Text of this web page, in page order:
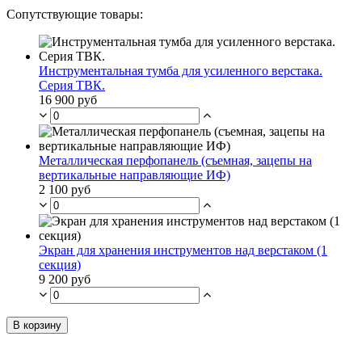
Сопутствующие товары:
Инструментальная тумба для усиленного верстака.
Серия ТВК.
16 900 руб
Металлическая перфопанель (съемная, зацепы на
вертикальные направляющие ИФ)
2 100 руб
Экран для хранения инструментов над верстаком (1
секция)
9 200 руб
В корзину